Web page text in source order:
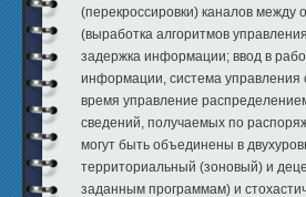
(перекроссировки) каналов
(выработка алгоритмов
задержка информации; ввод в
информации, система управления
время управление
сведений, получаемых по
могут быть объединены в
территориальный (зоновый) и
заданным программам) и